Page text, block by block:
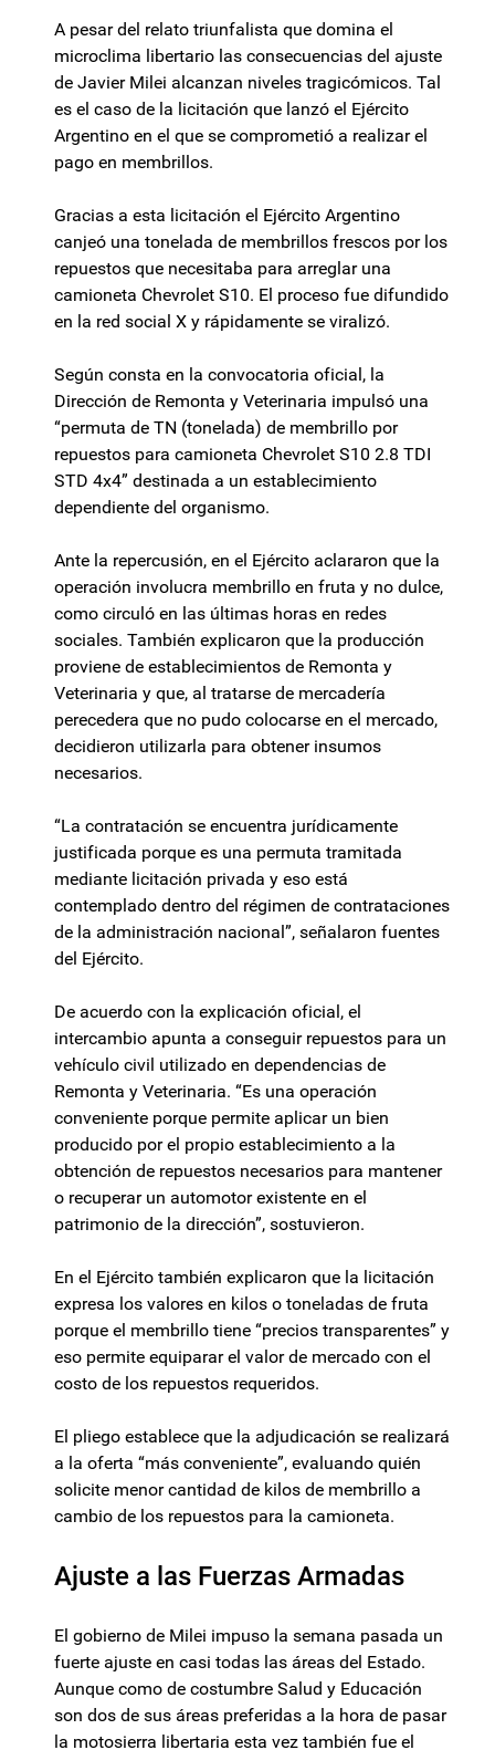
A pesar del relato triunfalista que domina el
microclima libertario las consecuencias del ajuste
de Javier Milei alcanzan niveles tragicómicos. Tal
es el caso de la licitación que lanzó el Ejército
Argentino en el que se comprometió a realizar el
pago en membrillos.
Gracias a esta licitación el Ejército Argentino
canjeó una tonelada de membrillos frescos por los
repuestos que necesitaba para arreglar una
camioneta Chevrolet S10. El proceso fue difundido
en la red social X y rápidamente se viralizó.
Según consta en la convocatoria oficial, la
Dirección de Remonta y Veterinaria impulsó una
“permuta de TN (tonelada) de membrillo por
repuestos para camioneta Chevrolet S10 2.8 TDI
STD 4x4” destinada a un establecimiento
dependiente del organismo.
Ante la repercusión, en el Ejército aclararon que la
operación involucra membrillo en fruta y no dulce,
como circuló en las últimas horas en redes
sociales. También explicaron que la producción
proviene de establecimientos de Remonta y
Veterinaria y que, al tratarse de mercadería
perecedera que no pudo colocarse en el mercado,
decidieron utilizarla para obtener insumos
necesarios.
“La contratación se encuentra jurídicamente
justificada porque es una permuta tramitada
mediante licitación privada y eso está
contemplado dentro del régimen de contrataciones
de la administración nacional”, señalaron fuentes
del Ejército.
De acuerdo con la explicación oficial, el
intercambio apunta a conseguir repuestos para un
vehículo civil utilizado en dependencias de
Remonta y Veterinaria. “Es una operación
conveniente porque permite aplicar un bien
producido por el propio establecimiento a la
obtención de repuestos necesarios para mantener
o recuperar un automotor existente en el
patrimonio de la dirección”, sostuvieron.
En el Ejército también explicaron que la licitación
expresa los valores en kilos o toneladas de fruta
porque el membrillo tiene “precios transparentes” y
eso permite equiparar el valor de mercado con el
costo de los repuestos requeridos.
El pliego establece que la adjudicación se realizará
a la oferta “más conveniente”, evaluando quién
solicite menor cantidad de kilos de membrillo a
cambio de los repuestos para la camioneta.
Ajuste a las Fuerzas Armadas
El gobierno de Milei impuso la semana pasada un
fuerte ajuste en casi todas las áreas del Estado.
Aunque como de costumbre Salud y Educación
son dos de sus áreas preferidas a la hora de pasar
la motosierra libertaria esta vez también fue el